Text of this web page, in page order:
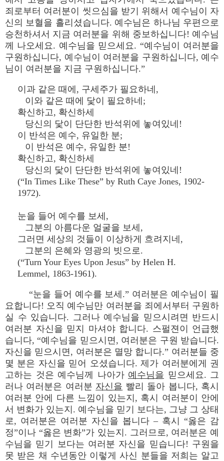
죄로부터 여러분이 씻으심을 받기 위해서 예수님이 자
신의 보혈을 흘리셨습니다. 예수님은 하나님 우편으로
승천하셔서 지금 여러분을 위해 중보하십니다! 예수님
께 나오세요. 예수님을 믿으세요. “예수님이 여러분을
구원하십니다, 예수님이 여러분을 구원하십니다, 예수
님이 여러분을 지금 구원하십니다.”
이과 같은 때에, 구세주가 필요하네,
이와 같은 때에 닻이 필요하네;
확신하고, 확신하세
당신의 닻이 단단한 반석위에 놓여있네!
이 반석은 예수, 유일한 분;
이 반석은 예수, 유일한 분!
확신하고, 확신하세
당신의 닻이 단단한 반석위에 놓여있네!
(“In Times Like These” by Ruth Caye Jones, 1902-
1972).
눈을 들어 예수를 보세,
그분의 아름다운 얼굴을 보세,
그러면 세상의 것들이 이상하게 흐려지네,
그분의 은혜와 영광의 빗으로.
(“Turn Your Eyes Upon Jesus” by Helen H.
Lemmel, 1863-1961).
“눈을 들어 예수를 보세.” 여러분은 예수님이 필
요합니다! 오직 예수님만 여러분을 죄에서부터 구원하
실 수 있습니다. 그러나 예수님을 믿으시려면 반드시
여러분 자신을 믿지 마셔야 합니다. 스펄젼이 언급했
습니다, “예수님을 믿으시면, 여러분은 구원 받습니다.
자신을 믿으시면, 여러분은 멸망 합니다.” 여러분들 중
몇 분은 자신을 믿어 오셨습니다. 제가 여러분에게 권
고하는 것은 예수님께 나아가 예수님을 믿으세요. 그
러나 여러분은 여러분 자신을 빨리 돌아 봅니다, 혹시
여러분 안에 다른 느낌이 있는지, 혹시 여러분이 안에
서 변화가 있는지. 예수님을 믿기 보다는, 그냥 그 상태
로, 여러분은 여러분 자신을 봅니다 – 혹시 “옳은 감
정”이나 “옳은 변화”가 있는지. 그러므로, 여러분은 예
수님을 믿기 보다는 여러분 자신을 믿습니다! 구원을
못 받은 채 수년동안 이렇게 사신 분들을 저희는 알고